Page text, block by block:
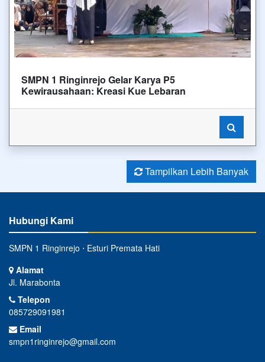
SMPN 1 Ringinrejo Gelar Karya P5
Kewirausahaan: Kreasi Kue Lebaran
Tampilkan Lebih Banyak
Hubungi Kami
SMPN 1 Ringinrejo ⋅ Esturi Premata Hati
Alamat
Jl. Marabonta
Telepon
085729091981
Email
smpn1ringinrejo@gmail.com